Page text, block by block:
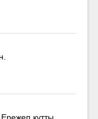
құтты